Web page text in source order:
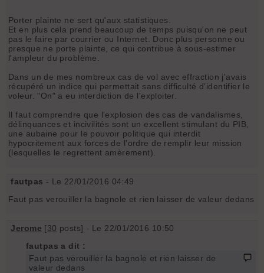
Porter plainte ne sert qu'aux statistiques.
Et en plus cela prend beaucoup de temps puisqu'on ne peut
pas le faire par courrier ou Internet. Donc plus personne ou
presque ne porte plainte, ce qui contribue à sous-estimer
l'ampleur du problème.
Dans un de mes nombreux cas de vol avec effraction j'avais
récupéré un indice qui permettait sans difficulté d'identifier le
voleur. "On" a eu interdiction de l'exploiter.
Il faut comprendre que l'explosion des cas de vandalismes,
délinquances et incivilités sont un excellent stimulant du PIB,
une aubaine pour le pouvoir politique qui interdit
hypocritement aux forces de l'ordre de remplir leur mission
(lesquelles le regrettent amèrement).
fautpas - Le 22/01/2016 04:49
Faut pas verouiller la bagnole et rien laisser de valeur dedans
Jerome [30 posts] - Le 22/01/2016 10:50
fautpas a dit :
Faut pas verouiller la bagnole et rien laisser de
valeur dedans